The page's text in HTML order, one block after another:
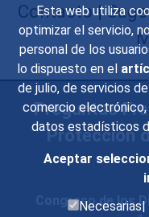
Esta web utiliza
optimizar el servicio,
personal de los
lo dispuesto en el
de julio, de servicios
comercio electrónico,
datos estadísticos
Aceptar
Necesarias|
Contacto|
Preguntas
Protección
Congreso de los